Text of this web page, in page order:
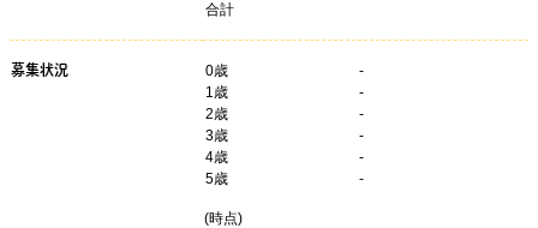
合計
募集状況 0歳
-
1歳
-
2歳
-
3歳
-
4歳
-
5歳 -
(時点)